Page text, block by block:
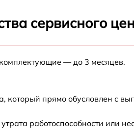
от 60
сервисного
— до 3 месяцев.
который прямо обусловлен с
работоспособности или